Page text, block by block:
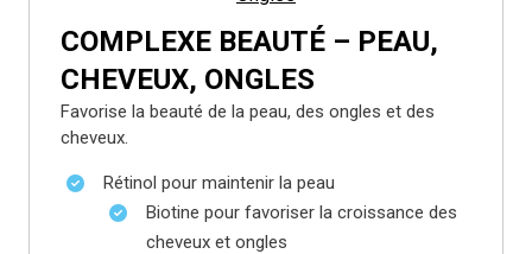
COMPLEXE BEAUTÉ – PEAU,
CHEVEUX, ONGLES
Favorise la beauté de la peau, des ongles et des
cheveux.
Rétinol pour maintenir la peau
Biotine pour favoriser la croissance des
cheveux et ongles